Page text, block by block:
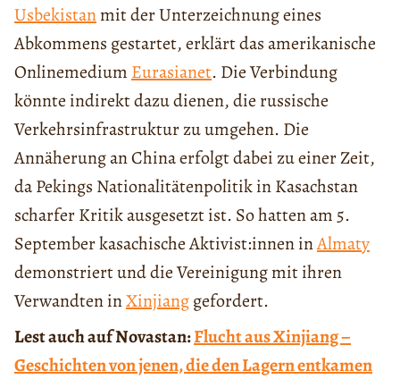
Usbekistanmit der Unterzeichnung eines
Abkommens gestartet, erklärt das amerikanische
OnlinemediumEurasianet. Die Verbindung
könnte indirekt dazu dienen, die russische
Verkehrsinfrastruktur zu umgehen. Die
Annäherung an China erfolgt dabei zu einer Zeit,
da Pekings Nationalitätenpolitik in Kasachstan
scharfer Kritik ausgesetzt ist. So hatten am 5.
September kasachische Aktivist:innen inAlmaty
demonstriert und die Vereinigung mit ihren
Verwandten inXinjianggefordert.
Lest auch auf Novastan:Flucht aus Xinjiang –
Geschichten von jenen, die den Lagern entkamen